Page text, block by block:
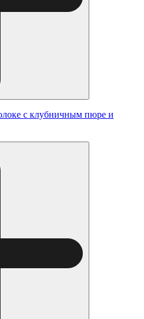
с клубничным пюре и